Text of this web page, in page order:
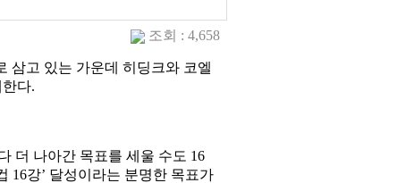
조회 : 4,658
삼고 있는 가운데 히딩크와 코엘
다.
더 나아간 목표를 세울 수도 16
16강’ 달성이라는 분명한 목표가